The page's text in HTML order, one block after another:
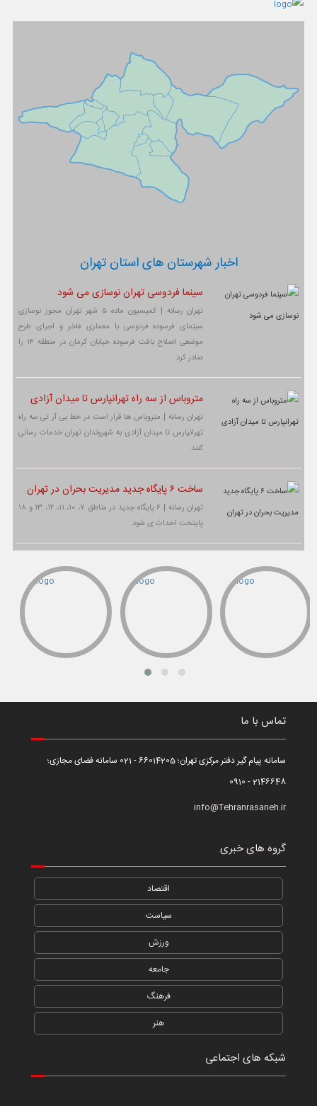
اخبار شهرستان های استان تهران
سینما فردوسی تهران نوسازی می شود
تهران رسانه | کمیسیون ماده ۵ شهر تهران مجوز نوسازی
سینمای فرسوده فردوسی با معماری فاخر و اجرای طرح
موضعی اصلاح بافت فرسوده خیابان کرمان در منطقه ۱۴ را
صادر کرد.
متروباس از سه راه تهرانپارس تا میدان آزادی
تهران رسانه | متروباس ها قرار است در خط بی آر تی سه راه
تهرانپارس تا میدان آزادی به شهروندان تهران خدمات رسانی
کنند.
ساخت ۶ پایگاه جدید مدیریت بحران در تهران
تهران رسانه | ۶ پایگاه جدید در مناطق ۷، ۱۰، ۱۱، ۱۲، ۱۳ و ۱۸
پایتخت احداث ی شود.
تماس با ما
سامانه پیام گیر دفتر مرکزی تهران؛ 66014205 - 021 سامانه فضای مجازی؛
2146648 - 0910
info@Tehranrasaneh.ir
گروه های خبری
اقتصاد
سیاست
ورزش
جامعه
فرهنگ
هنر
شبکه های اجتماعی